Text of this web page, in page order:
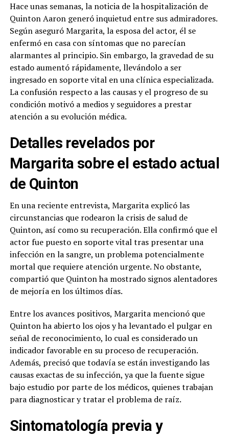
Hace unas semanas, la noticia de la hospitalización de
Quinton Aaron generó inquietud entre sus admiradores.
Según aseguró Margarita, la esposa del actor, él se
enfermó en casa con síntomas que no parecían
alarmantes al principio. Sin embargo, la gravedad de su
estado aumentó rápidamente, llevándolo a ser
ingresado en soporte vital en una clínica especializada.
La confusión respecto a las causas y el progreso de su
condición motivó a medios y seguidores a prestar
atención a su evolución médica.
Detalles revelados por
Margarita sobre el estado actual
de Quinton
En una reciente entrevista, Margarita explicó las
circunstancias que rodearon la crisis de salud de
Quinton, así como su recuperación. Ella confirmó que el
actor fue puesto en soporte vital tras presentar una
infección en la sangre, un problema potencialmente
mortal que requiere atención urgente. No obstante,
compartió que Quinton ha mostrado signos alentadores
de mejoría en los últimos días.
Entre los avances positivos, Margarita mencionó que
Quinton ha abierto los ojos y ha levantado el pulgar en
señal de reconocimiento, lo cual es considerado un
indicador favorable en su proceso de recuperación.
Además, precisó que todavía se están investigando las
causas exactas de su infección, ya que la fuente sigue
bajo estudio por parte de los médicos, quienes trabajan
para diagnosticar y tratar el problema de raíz.
Sintomatología previa y